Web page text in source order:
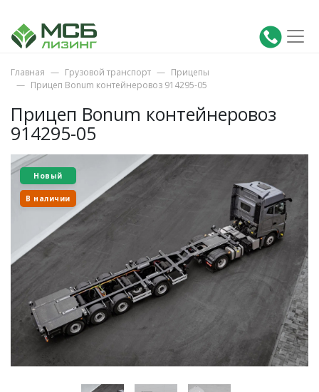
Главная Грузовой транспорт
Прицепы
Прицеп Bonum контейнеровоз 914295-05
Прицеп Bonum контейнеровоз
914295-05
Новый
В наличии